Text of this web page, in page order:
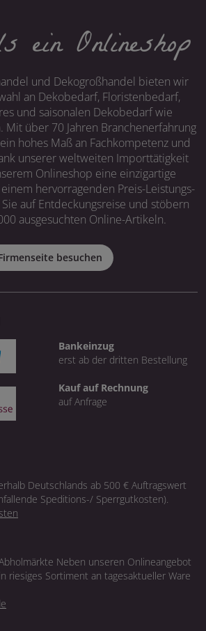
ein Onlineshop
und Dekogroßhandel bieten wir
an Dekobedarf, Floristenbedarf,
und saisonalen Dekobedarf wie
Mit über 70 Jahren Branchenerfahrung
hohes Maß an Fachkompetenz und
unserer weltweiten Importtätigkeit
Onlineshop eine einzigartige
hervorragenden Preis-Leistungs-
auf Entdeckungsreise und stöbern
ausgesuchten Online-Artikeln.
besuchen
Bankeinzug
erst ab der dritten Bestellung
Kauf auf Rechnung
auf Anfrage
Deutschlands ab 500 € Auftragswert
Speditions-/ Sperrgutkosten).
Neben unseren Onlineangebot
riesiges Sortiment an tagesaktueller Ware